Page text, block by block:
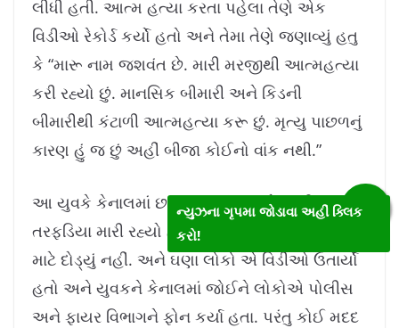
લીધી હતી. આત્મ હત્યા કરતા પહેલા તેણે એક
વિડીઓ રેકોર્ડ કર્યો હતો અને તેમા તેણે જણાવ્યું હતુ
કે “મારૂ નામ જશવંત છે. મારી મરજીથી આત્મહત્યા
કરી રહ્યો છું. માનસિક બીમારી અને કિડની
બીમારીથી કંટાળી આત્મહત્યા કરૂ છું. મૃત્યુ પાછળનું
કારણ હું જ છું અહીં બીજા કોઈનો વાંક નથી.”
આ યુવકે કેનાલમાં છલાંગ માર્યા બાદ તે પાણીમાં
તરફડિયા મારી રહ્યો હતો. પણ કોઈ તેને બચાવવા
માટે દોડ્યું નહીં. અને ઘણા લોકો એ વિડીઓ ઉતાર્યો
હતો અને યુવકને કેનાલમાં જોઈને લોકોએ પોલીસ
અને ફાયર વિભાગને ફોન કર્યા હતા. પરંતુ કોઈ મદદ
ન્યુઝના ગૃપમા જોડાવા અહીં ક્લિક
કરો!